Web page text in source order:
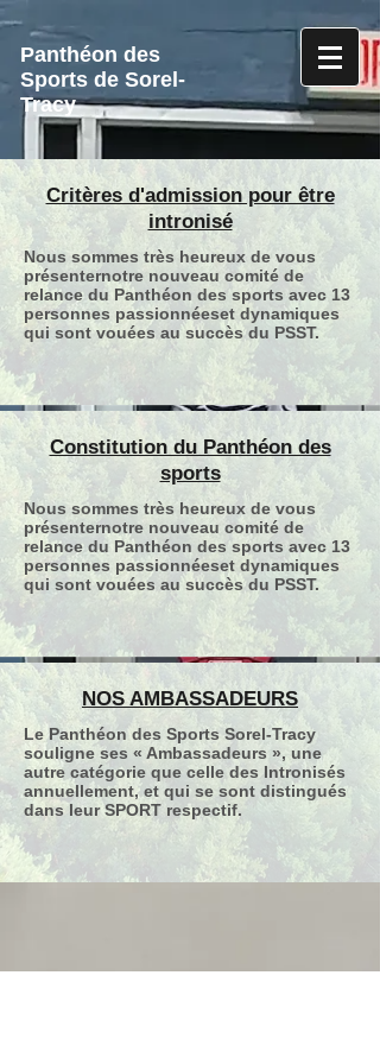
Panthéon des
Sports de Sorel-
Tracy
Critères d'admission pour être
intronisé
Nous sommes très heureux de vous
présenternotre nouveau comité de
relance du Panthéon des sports avec 13
personnes passionnéeset dynamiques
qui sont vouées au succès du PSST.
Constitution du Panthéon des
sports
Nous sommes très heureux de vous
présenternotre nouveau comité de
relance du Panthéon des sports avec 13
personnes passionnéeset dynamiques
qui sont vouées au succès du PSST.
NOS AMBASSADEURS
Le Panthéon des Sports Sorel-Tracy
souligne ses « Ambassadeurs », une
autre catégorie que celle des Intronisés
annuellement, et qui se sont distingués
dans leur SPORT respectif.